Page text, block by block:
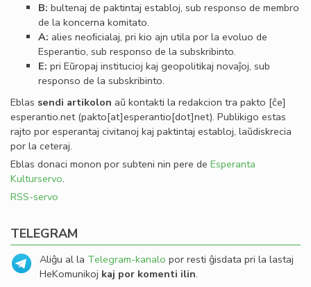
B: bultenaj de paktintaj establoj, sub responso de membro
de la koncerna komitato.
A: alies neoﬁcialaj, pri kio ajn utila por la evoluo de
Esperantio, sub responso de la subskribinto.
E: pri Eŭropaj institucioj kaj geopolitikaj novaĵoj, sub
responso de la subskribinto.
Eblas sendi artikolon aŭ kontakti la redakcion tra pakto [ĉe]
esperantio.net(pakto[at]esperantio[dot]net). Publikigo estas
rajto por esperantaj civitanoj kaj paktintaj establoj, laŭdiskrecia
por la ceteraj.
Eblas donaci monon por subteni nin pere de Esperanta
Kulturservo.
RSS-servo
TELEGRAM
Aliĝu al la Telegram-kanalo por resti ĝisdata pri la lastaj
HeKomunikoj kaj por komenti ilin.